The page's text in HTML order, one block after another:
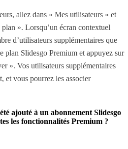
allez dans « Mes utilisateurs » et
». Lorsqu’un écran contextuel
d’utilisateurs supplémentaires que
plan Slidesgo Premium et appuyez sur
». Vos utilisateurs supplémentaires
et vous pourrez les associer
ajouté à un abonnement Slidesgo
les fonctionnalités Premium ?